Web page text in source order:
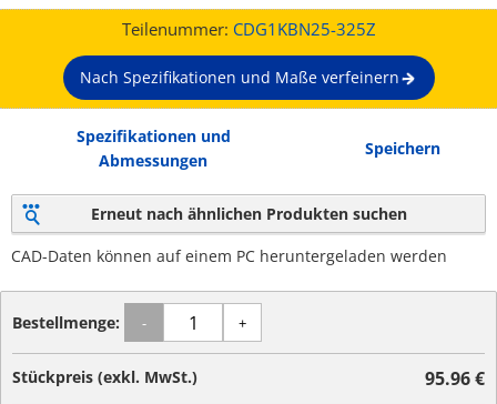
Teilenummer: CDG1KBN25-325Z
Nach Spezifikationen und Maße verfeinern
Spezifikationen und
Abmessungen
Speichern
Erneut nach ähnlichen Produkten suchen
CAD-Daten können auf einem PC heruntergeladen werden
Bestellmenge: - +
Stückpreis (exkl. MwSt.) 95.96 €